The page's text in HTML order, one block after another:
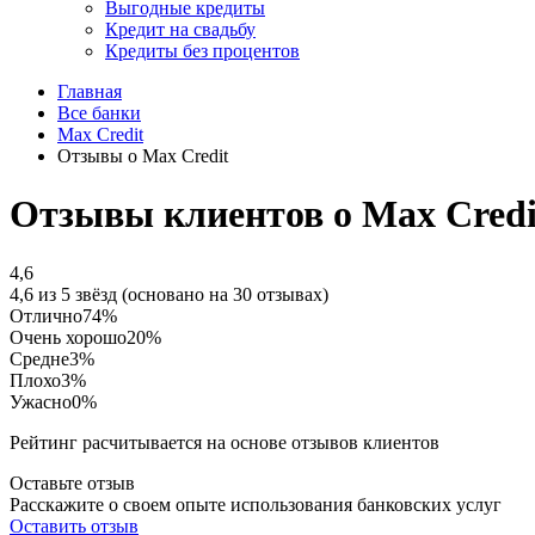
Выгодные кредиты
Кредит на свадьбу
Кредиты без процентов
Главная
Все банки
Max Credit
Отзывы о Max Credit
Отзывы клиентов о Max
4,6
4,6 из 5 звёзд (основано на 30 отзывах)
Отлично74%
Очень хорошо20%
Средне3%
Плохо3%
Ужасно0%
Рейтинг расчитывается на основе отзывов клиентов
Оставьте отзыв
Расскажите о своем опыте использования банковских услуг
Оставить отзыв